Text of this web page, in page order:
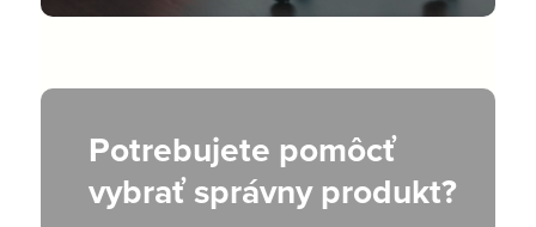
Potrebujete pomôcť
vybrať správny produkt?